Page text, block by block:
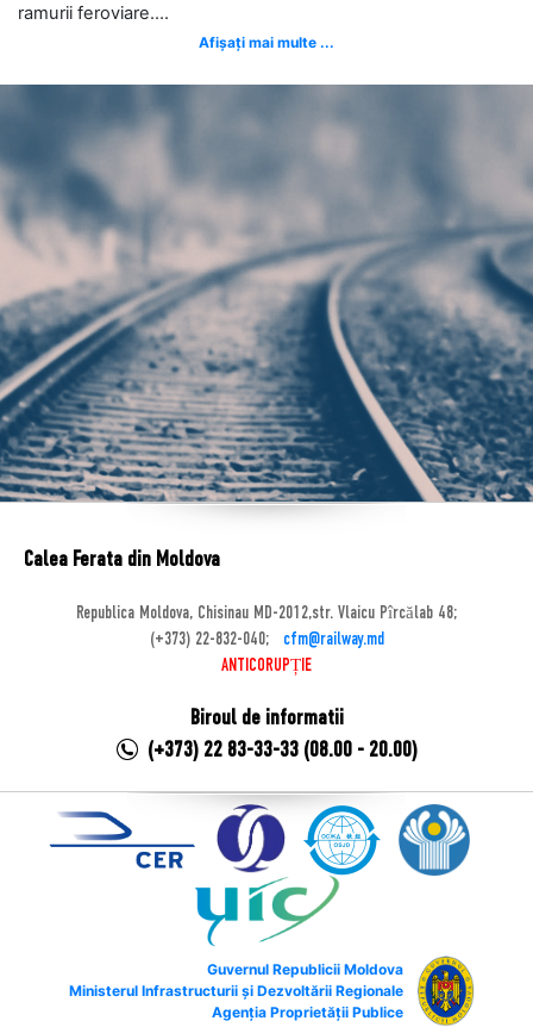
ramurii feroviare....
Afișați mai multe ...
Calea Ferata din Moldova
Republica Moldova, Chisinau MD-2012,str. Vlaicu Pîrcălab 48;
(+373) 22-832-040;
cfm@railway.md
ANTICORUPȚIE
Biroul de informatii
(+373) 22 83-33-33 (08.00 - 20.00)
Guvernul Republicii Moldova
Ministerul Infrastructurii și Dezvoltării Regionale
Agenția Proprietății Publice